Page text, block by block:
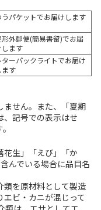
うパケットでお届けします
形外郵便(簡易書留)でお届
します
ターパックライトでお届け
ます
ません。また、「夏期
、記号での表示はせ
花生」「えび」「か
んでいる場合に品目名
を原材料として製造
ビ・カニが混じって